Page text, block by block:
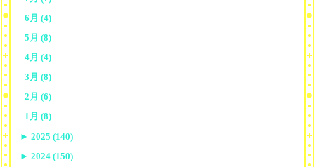
6月 (4)
5月 (8)
4月 (4)
3月 (8)
2月 (6)
1月 (8)
► 2025 (140)
► 2024 (150)